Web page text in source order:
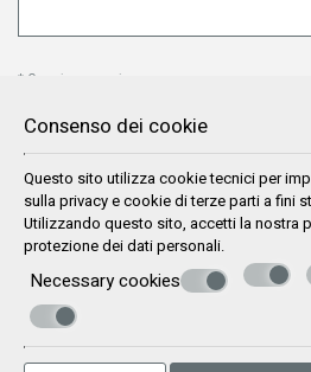
* Campi necessari
Acconsento all'archiviazione dei miei dati
SPEDIRE
Consenso dei cookie
Questo sito utilizza cookie tecnici per
sulla privacy e cookie di terze parti a fini
Utilizzando questo sito, accetti la nostra
protezione dei dati personali.
Necessary cookies